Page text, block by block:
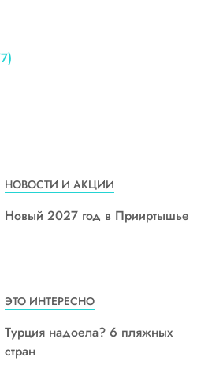
НОВОСТИ И АКЦИИ
Новый 2027 год в Прииртышье
ЭТО ИНТЕРЕСНО
Турция надоела? 6 пляжных
стран